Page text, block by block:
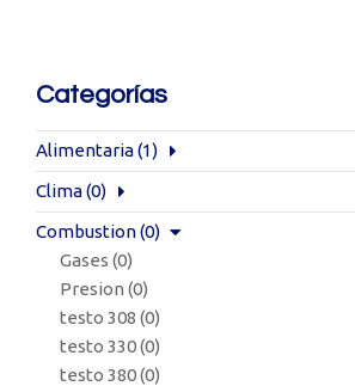
Categorías
Alimentaria(1)
Clima(0)
Combustion(0)
Gases (0)
Presion (0)
testo 308 (0)
testo 330(0)
testo 380(0)